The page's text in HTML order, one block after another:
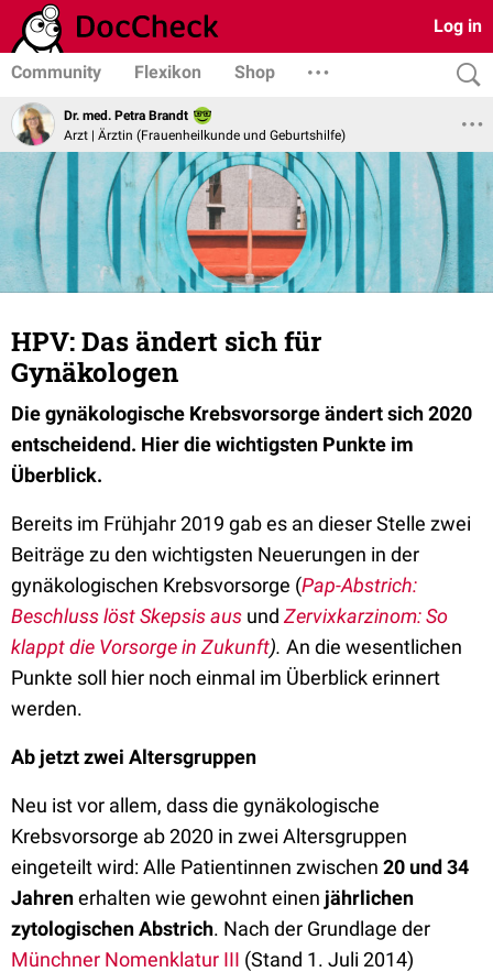
Log in
Community Flexikon Shop
Dr. med. Petra Brandt
Arzt | Ärztin (Frauenheilkunde und Geburtshilfe)
HPV: Das ändert sich für
Gynäkologen
Die gynäkologische Krebsvorsorge ändert sich 2020
entscheidend. Hier die wichtigsten Punkte im
Überblick.
Bereits im Frühjahr 2019 gab es an dieser Stelle zwei
Beiträge zu den wichtigsten Neuerungen in der
gynäkologischen Krebsvorsorge (Pap-Abstrich:
Beschluss löst Skepsis aus und Zervixkarzinom: So
klappt die Vorsorge in Zukunft). An die wesentlichen
Punkte soll hier noch einmal im Überblick erinnert
werden.
Ab jetzt zwei Altersgruppen
Neu ist vor allem, dass die gynäkologische
Krebsvorsorge ab 2020 in zwei Altersgruppen
eingeteilt wird: Alle Patientinnen zwischen 20 und 34
Jahrenerhalten wie gewohnt einen jährlichen
zytologischen Abstrich. Nach der Grundlage der
Münchner Nomenklatur III (Stand 1. Juli 2014)